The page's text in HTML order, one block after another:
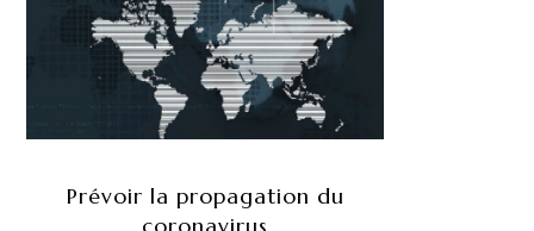
Prévoir la propagation du